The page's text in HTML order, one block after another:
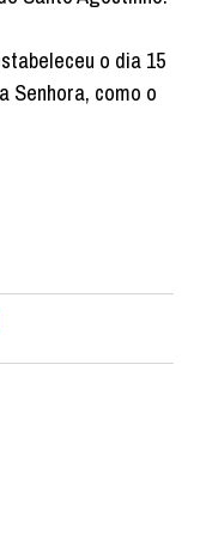
o dia 15
Senhora, como o